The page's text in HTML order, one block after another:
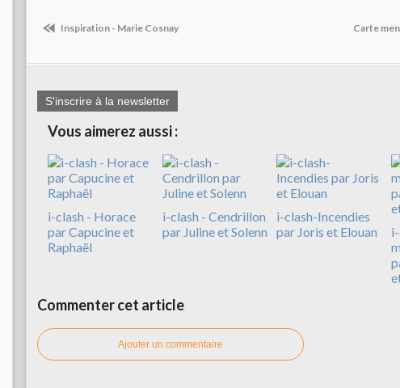
Inspiration - Marie Cosnay Carte
S'inscrire à la newsletter
Vous aimerez aussi :
i-clash - Horace
par Capucine et
Raphaël
i-clash - Cendrillon
par Juline et Solenn
i-clash-Incendies
par Joris et Elouan
Commenter cet article
Ajouter un commentaire